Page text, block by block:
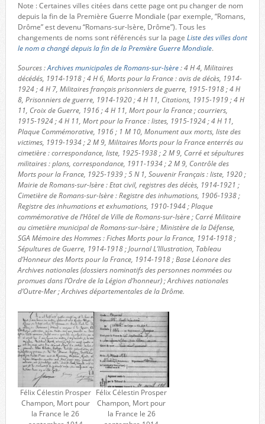
Note : Certaines villes citées dans cette page ont pu changer de nom
depuis la fin de la Première Guerre Mondiale (par exemple, “Romans,
Drôme” est devenu “Romans-sur-Isère, Drôme”). Tous les
changements de noms sont référencés sur la page Liste des villes dont
le nom a changé depuis la fin de la Première Guerre Mondiale.
Sources :Archives municipales de Romans-sur-Isère: 4 H 4, Militaires
décédés, 1914-1918 ; 4 H 6, Morts pour la France : avis de décès, 1914-
1924 ; 4 H 7, Militaires français prisonniers de guerre, 1915-1918 ; 4 H
8, Prisonniers de guerre, 1914-1920 ; 4 H 11, Citations, 1915-1919 ; 4 H
11, Croix de Guerre, 1916 ; 4 H 11, Mort pour la France ; courriers,
1915-1924 ; 4 H 11, Mort pour la France : listes, 1915-1924 ; 4 H 11,
Plaque Commémorative, 1916 ; 1 M 10, Monument aux morts, liste des
victimes, 1919-1934 ; 2 M 9, Militaires Morts pour la France enterrés au
cimetière : correspondance, liste, 1925-1938 ; 2 M 9, Carré et sépultures
militaires : plans, correspondance, 1911-1934 ; 2 M 9, Contrôle des
Morts pour la France, 1925-1939 ; 5 N 1, Souvenir Français : liste, 1920 ;
Mairie de Romans-sur-Isère : Etat civil, registres des décès, 1914-1921 ;
Cimetière de Romans-sur-Isère : Registre des inhumations, 1906-1938 ;
Registre des inhumations et exhumations, 1910-1944 ; Plaque
commémorative de l’Hôtel de Ville de Romans-sur-Isère ; Carré Militaire
au cimetière municipal de Romans-sur-Isère ; Ministère de la Défense,
SGA Mémoire des Hommes : Fiches Morts pour la France, 1914-1918 ;
Sépultures de Guerre, 1914-1918 ; Journal L’Illustration, Tableau
d’Honneur des Morts pour la France, 1914-1918 ; Base Léonore des
Archives nationales (dossiers nominatifs des personnes nommées ou
promues dans l’Ordre de la Légion d’honneur) ; Archives nationales
d’Outre-Mer ; Archives départementales de la Drôme.
Félix Célestin Prosper
Champon, Mort pour
la France le 26
Félix Célestin Prosper
Champon, Mort pour
la France le 26